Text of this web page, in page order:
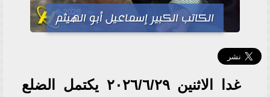
الكاتب الكبير إسماعيل أبو الهيثم
غدا الاثنين ٢٠٢٦/٦/٢٩ يكتمل الضلع